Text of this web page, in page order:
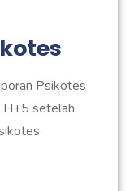
Psikotes
H+5 setelah